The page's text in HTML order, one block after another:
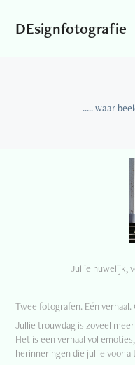
DEsignfotografie
..... waar
Jullie huwelijk,
Twee fotografen. Eén
Jullie trouwdag is zoveel
Het is een verhaal vol
herinneringen die jullie voor